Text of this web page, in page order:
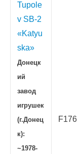
Tupole
v SB-2
«Katyu
ska»
Донецк
ий
завод
игрушек
(г.Донец
к):
~1978-
F176